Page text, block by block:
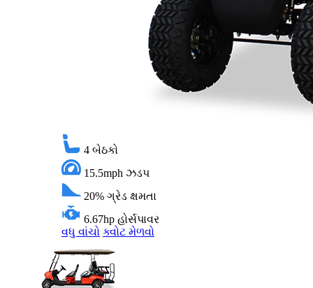
4 બેઠકો
15.5mph ઝડપ
20% ગ્રેડ ક્ષમતા
6.67hp હોર્સપાવર
વધુ વાંચો ક્વોટ મેળવો